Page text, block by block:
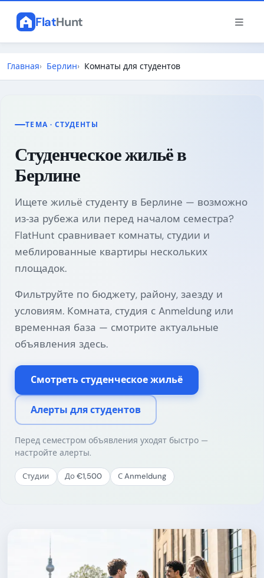
FlatHunt
Главная Берлин Комнаты для студентов
ТЕМА · СТУДЕНТЫ
Студенческое жильё в
Берлине
Ищете жильё студенту в Берлине — возможно
из‑за рубежа или перед началом семестра?
FlatHunt сравнивает комнаты, студии и
меблированные квартиры нескольких
площадок.
Фильтруйте по бюджету, району, заезду и
условиям. Комната, студия с Anmeldung или
временная база — смотрите актуальные
объявления здесь.
Смотреть студенческое жильё
Алерты для студентов
Перед семестром объявления уходят быстро —
настройте алерты.
Студии До €1,500 С Anmeldung